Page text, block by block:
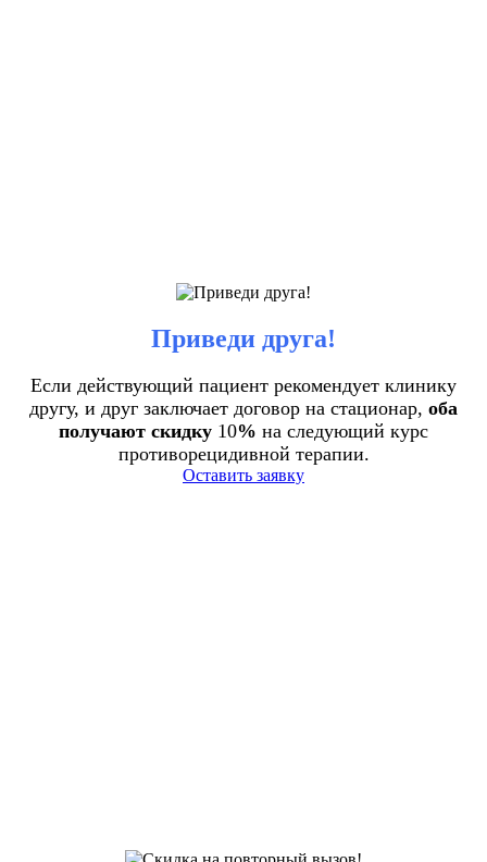
Приведи друга!
Если действующий пациент рекомендует клинику
другу, и друг заключает договор на стационар, оба
получают скидку 10% на следующий курс
противорецидивной терапии.
Оставить заявку